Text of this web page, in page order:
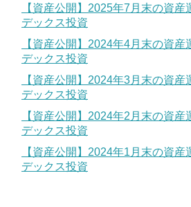
【資産公開】2025年7月末の資
デックス投資
【資産公開】2024年4月末の資
デックス投資
【資産公開】2024年3月末の資
デックス投資
【資産公開】2024年2月末の資
デックス投資
【資産公開】2024年1月末の資
デックス投資